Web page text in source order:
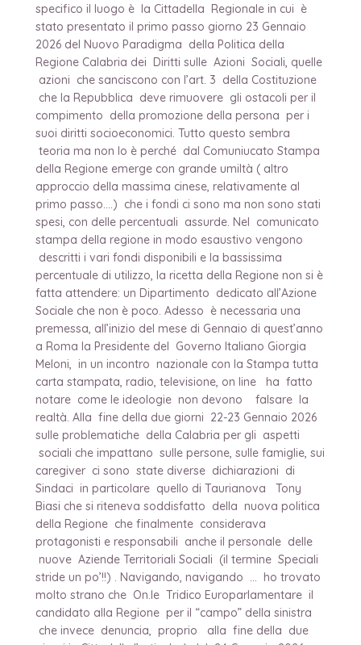
specifico il luogo è la Cittadella Regionale in cui è
stato presentato il primo passo giorno 23 Gennaio
2026 del Nuovo Paradigma della Politica della
Regione Calabria dei Diritti sulle Azioni Sociali, quelle
azioni che sanciscono con l’art. 3 della Costituzione
che la Repubblica deve rimuovere gli ostacoli per il
compimento della promozione della persona per i
suoi diritti socioeconomici. Tutto questo sembra
teoria ma non lo è perché dal Comuniucato Stampa
della Regione emerge con grande umiltà ( altro
approccio della massima cinese, relativamente al
primo passo….) che i fondi ci sono ma non sono stati
spesi, con delle percentuali assurde. Nel comunicato
stampa della regione in modo esaustivo vengono
descritti i vari fondi disponibili e la bassissima
percentuale di utilizzo, la ricetta della Regione non si è
fatta attendere: un Dipartimento dedicato all’Azione
Sociale che non è poco. Adesso è necessaria una
premessa, all’inizio del mese di Gennaio di quest’anno
a Roma la Presidente del Governo Italiano Giorgia
Meloni, in un incontro nazionale con la Stampa tutta
carta stampata, radio, televisione, on line ha fatto
notare come le ideologie non devono falsare la
realtà. Alla fine della due giorni 22-23 Gennaio 2026
sulle problematiche della Calabria per gli aspetti
sociali che impattano sulle persone, sulle famiglie, sui
caregiver ci sono state diverse dichiarazioni di
Sindaci in particolare quello di Taurianova Tony
Biasi che si riteneva soddisfatto della nuova politica
della Regione che finalmente considerava
protagonisti e responsabili anche il personale delle
nuove Aziende Territoriali Sociali (il termine Speciali
stride un po’!!) . Navigando, navigando … ho trovato
molto strano che On.le Tridico Europarlamentare il
candidato alla Regione per il “campo” della sinistra
che invece denuncia, proprio alla fine della due